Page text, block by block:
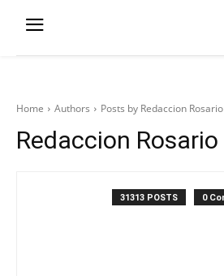
Home Authors Posts by Redaccion Rosario
Redaccion Rosario
31313 POSTS 0